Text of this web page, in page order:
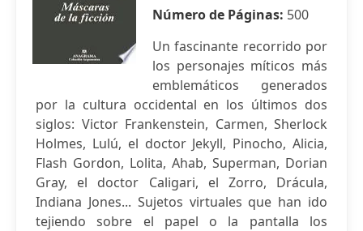
Número de Páginas: 500
Un fascinante recorrido por
los personajes míticos más
emblemáticos generados
por la cultura occidental en los últimos dos
siglos: Victor Frankenstein, Carmen, Sherlock
Holmes, Lulú, el doctor Jekyll, Pinocho, Alicia,
Flash Gordon, Lolita, Ahab, Superman, Dorian
Gray, el doctor Caligari, el Zorro, Drácula,
Indiana Jones... Sujetos virtuales que han ido
tejiendo sobre el papel o la pantalla los